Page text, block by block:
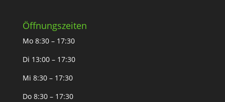
Öffnungszeiten
Mo 8:30 – 17:30
Di 13:00 – 17:30
Mi 8:30 – 17:30
Do 8:30 – 17:30